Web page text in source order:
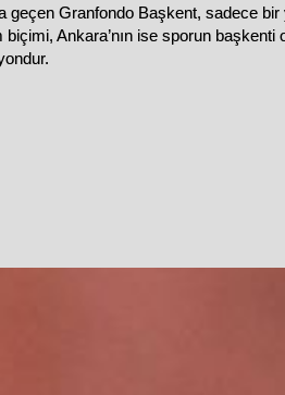
geçen Granfondo Başkent, sadece bir
Ankara’nın ise sporun başkenti